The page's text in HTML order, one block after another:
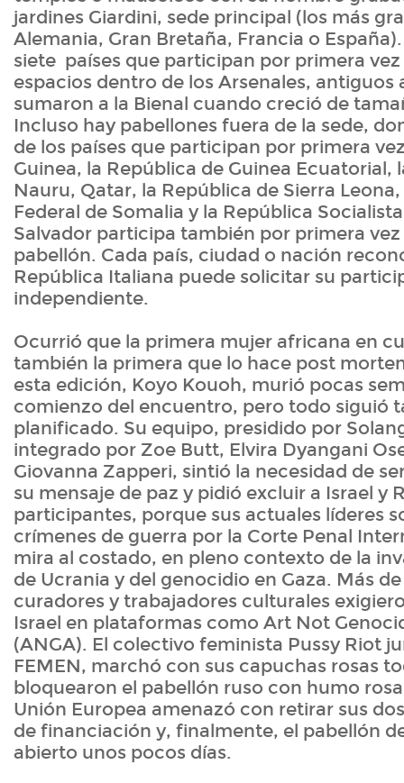
jardines Giardini, sede principal (los más
Alemania, Gran Bretaña, Francia o
siete países que participan por primera
espacios dentro de los Arsenales, antiguos
sumaron a la Bienal cuando creció de
Incluso hay pabellones fuera de la sede,
de los países que participan por primera
Guinea, la República de Guinea Ecuatorial,
Nauru, Qatar, la República de Sierra
Federal de Somalia y la República
Salvador participa también por primera
pabellón. Cada país, ciudad o nación
República Italiana puede solicitar su
independiente.
Ocurrió que la primera mujer africana en
también la primera que lo hace post
esta edición, Koyo Kouoh, murió pocas
comienzo del encuentro, pero todo siguió
planificado. Su equipo, presidido por
integrado por Zoe Butt, Elvira Dyangani
Giovanna Zapperi, sintió la necesidad de
su mensaje de paz y pidió excluir a Israel y
participantes, porque sus actuales líderes
crímenes de guerra por la Corte Penal
mira al costado, en pleno contexto de la
de Ucrania y del genocidio en Gaza. Más
curadores y trabajadores culturales
Israel en plataformas como Art Not
(ANGA). El colectivo feminista Pussy Riot
FEMEN, marchó con sus capuchas rosas
bloquearon el pabellón ruso con humo
Unión Europea amenazó con retirar sus
de financiación y, finalmente, el pabellón
abierto unos pocos días.